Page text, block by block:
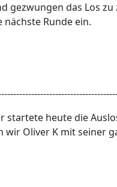
gezwungen das Los zu
nächste Runde ein.
startete heute die
wir Oliver K mit seiner